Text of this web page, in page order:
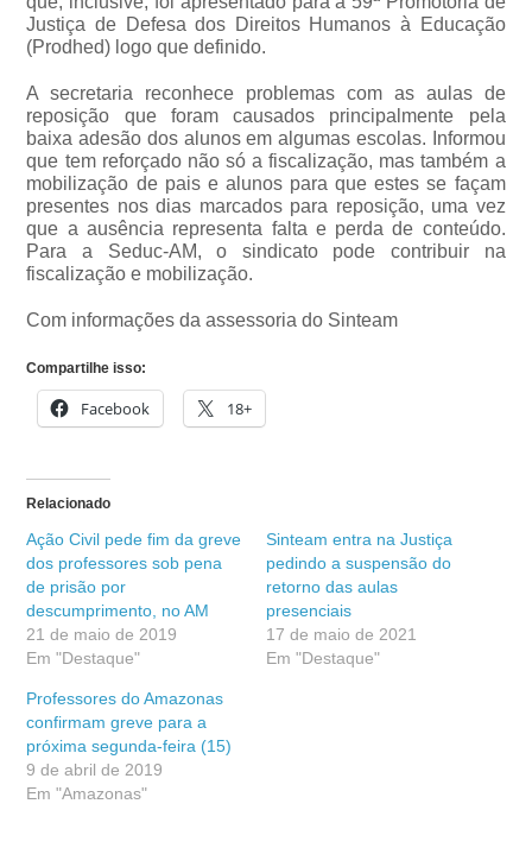
Justiça de Defesa dos Direitos Humanos à Educação
(Prodhed) logo que definido.
A secretaria reconhece problemas com as aulas de
reposição que foram causados principalmente pela
baixa adesão dos alunos em algumas escolas. Informou
que tem reforçado não só a fiscalização, mas também a
mobilização de pais e alunos para que estes se façam
presentes nos dias marcados para reposição, uma vez
que a ausência representa falta e perda de conteúdo.
Para a Seduc-AM, o sindicato pode contribuir na
fiscalização e mobilização.
Com informações da assessoria do Sinteam
Compartilhe isso:
Facebook 18+
Relacionado
Ação Civil pede fim da greve
dos professores sob pena
de prisão por
descumprimento, no AM
21 de maio de 2019
Em "Destaque"
Sinteam entra na Justiça
pedindo a suspensão do
retorno das aulas
presenciais
17 de maio de 2021
Em "Destaque"
Professores do Amazonas
confirmam greve para a
próxima segunda-feira (15)
9 de abril de 2019
Em "Amazonas"